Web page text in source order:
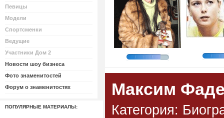
Певицы
Модели
Спортсменки
Ведущие
Участники Дом 2
Новости шоу бизнеса
Фото знаменитостей
Форум о знаменитостях
ПОПУЛЯРНЫЕ МАТЕРИАЛЫ:
Максим
Категория: